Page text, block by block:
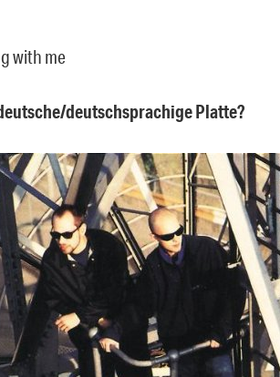
with me
deutschsprachige Platte?